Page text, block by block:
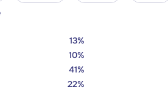
13%
10%
41%
22%